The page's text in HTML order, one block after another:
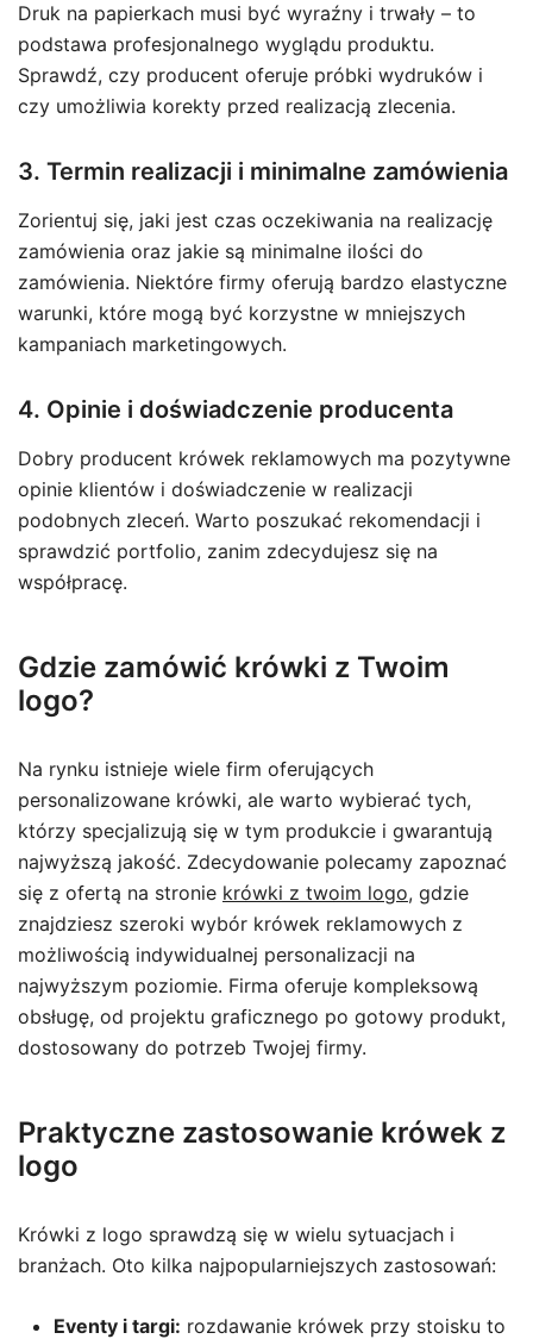
Druk na papierkach musi być wyraźny i trwały – to
podstawa profesjonalnego wyglądu produktu.
Sprawdź, czy producent oferuje próbki wydruków i
czy umożliwia korekty przed realizacją zlecenia.
3. Termin realizacji i minimalne zamówienia
Zorientuj się, jaki jest czas oczekiwania na realizację
zamówienia oraz jakie są minimalne ilości do
zamówienia. Niektóre firmy oferują bardzo elastyczne
warunki, które mogą być korzystne w mniejszych
kampaniach marketingowych.
4. Opinie i doświadczenie producenta
Dobry producent krówek reklamowych ma pozytywne
opinie klientów i doświadczenie w realizacji
podobnych zleceń. Warto poszukać rekomendacji i
sprawdzić portfolio, zanim zdecydujesz się na
współpracę.
Gdzie zamówić krówki z Twoim
logo?
Na rynku istnieje wiele firm oferujących
personalizowane krówki, ale warto wybierać tych,
którzy specjalizują się w tym produkcie i gwarantują
najwyższą jakość. Zdecydowanie polecamy zapoznać
się z ofertą na stronie krówki z twoim logo, gdzie
znajdziesz szeroki wybór krówek reklamowych z
możliwością indywidualnej personalizacji na
najwyższym poziomie. Firma oferuje kompleksową
obsługę, od projektu graficznego po gotowy produkt,
dostosowany do potrzeb Twojej firmy.
Praktyczne zastosowanie krówek z
logo
Krówki z logo sprawdzą się w wielu sytuacjach i
branżach. Oto kilka najpopularniejszych zastosowań:
Eventy i targi: rozdawanie krówek przy stoisku to